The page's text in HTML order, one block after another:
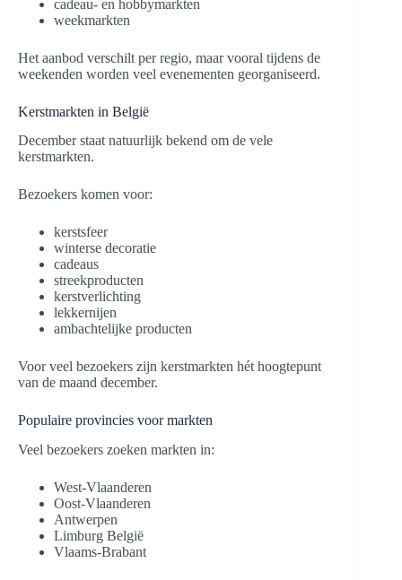
cadeau- en hobbymarkten
weekmarkten
Het aanbod verschilt per regio, maar vooral tijdens de
weekenden worden veel evenementen georganiseerd.
Kerstmarkten in België
December staat natuurlijk bekend om de vele
kerstmarkten.
Bezoekers komen voor:
kerstsfeer
winterse decoratie
cadeaus
streekproducten
kerstverlichting
lekkernijen
ambachtelijke producten
Voor veel bezoekers zijn kerstmarkten hét hoogtepunt
van de maand december.
Populaire provincies voor markten
Veel bezoekers zoeken markten in:
West-Vlaanderen
Oost-Vlaanderen
Antwerpen
Limburg België
Vlaams-Brabant